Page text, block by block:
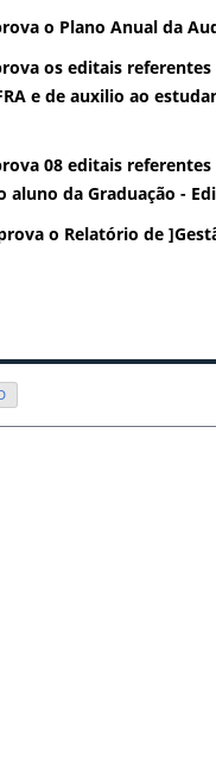
o Plano Anual da
os editais
e de auxilio ao
08 editais
da Graduação -
o Relatório de